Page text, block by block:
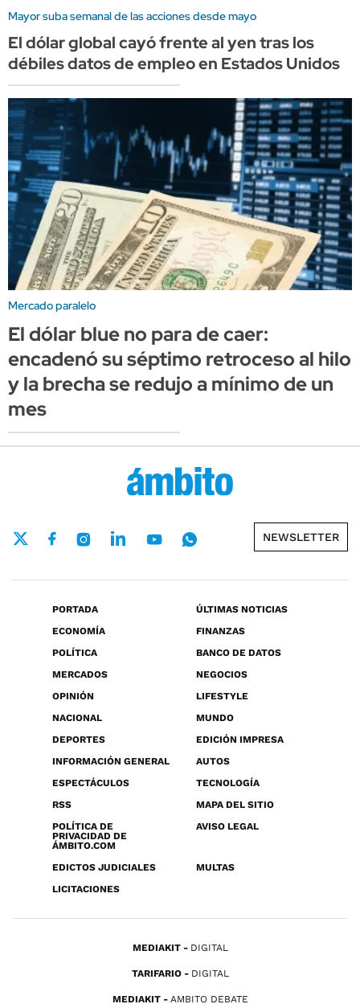
Mayor suba semanal de las acciones desde mayo
El dólar global cayó frente al yen tras los
débiles datos de empleo en Estados Unidos
Mercado paralelo
El dólar blue no para de caer:
encadenó su séptimo retroceso al hilo
y la brecha se redujo a mínimo de un
mes
NEWSLETTER
PORTADA
ÚLTIMAS NOTICIAS
ECONOMÍA
FINANZAS
POLÍTICA
BANCO DE DATOS
MERCADOS
NEGOCIOS
OPINIÓN
LIFESTYLE
NACIONAL
MUNDO
DEPORTES
EDICIÓN IMPRESA
INFORMACIÓN GENERAL
AUTOS
ESPECTÁCULOS
TECNOLOGÍA
RSS
MAPA DEL SITIO
POLÍTICA DE
PRIVACIDAD DE
ÁMBITO.COM
AVISO LEGAL
EDICTOS JUDICIALES
MULTAS
LICITACIONES
MEDIAKIT DIGITAL
TARIFARIO DIGITAL
MEDIAKIT AMBITO DEBATE